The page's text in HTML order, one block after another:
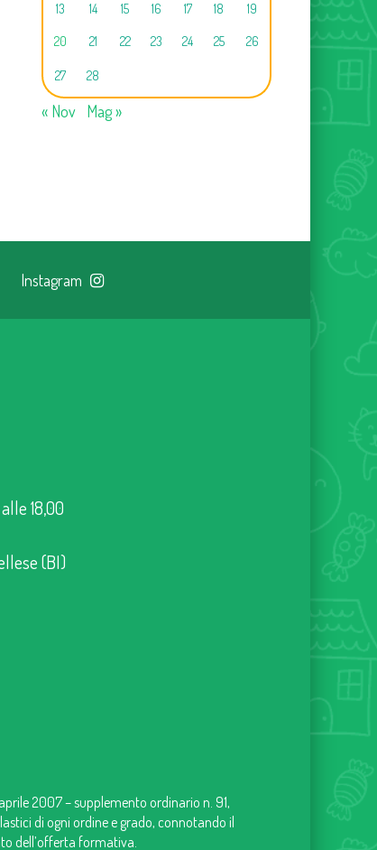
13 14 15 16 17 18 19
20 21 22 23 24 25 26
27 28
« Nov Mag »
Instagram
18,00
(BI)
2007 – supplemento ordinario n. 91,
di ogni ordine e grado, connotando il
dell’offerta formativa.